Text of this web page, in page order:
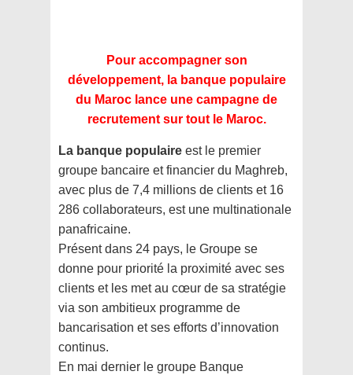
Pour accompagner son
développement, la banque populaire
du Maroc lance une campagne de
recrutement sur tout le Maroc.
La banque populaire est le premier
groupe bancaire et financier du Maghreb,
avec plus de 7,4 millions de clients et 16
286 collaborateurs, est une multinationale
panafricaine.
Présent dans 24 pays, le Groupe se
donne pour priorité la proximité avec ses
clients et les met au cœur de sa stratégie
via son ambitieux programme de
bancarisation et ses efforts d’innovation
continus.
En mai dernier le groupe Banque